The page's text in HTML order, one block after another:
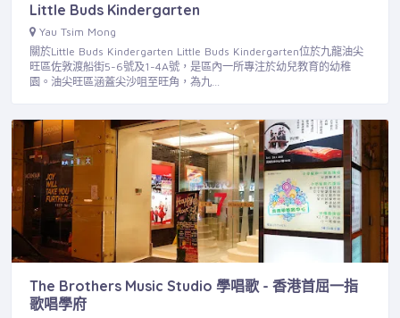
Little Buds Kindergarten
Yau Tsim Mong
關於Little Buds Kindergarten Little Buds Kindergarten位於九龍油尖
旺區佐敦渡船街5-6號及1-4A號，是區內一所專注於幼兒教育的幼稚
園。油尖旺區涵蓋尖沙咀至旺角，為九…
The Brothers Music Studio 學唱歌 - 香港首屈一指
歌唱學府